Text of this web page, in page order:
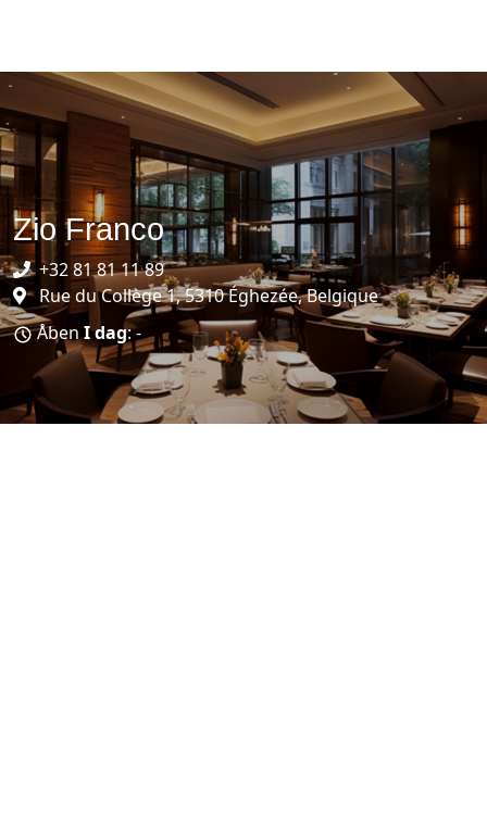
Zio Franco
+32 81 81 11 89
Rue du Collège 1, 5310 Éghezée, Belgique
Åben I dag: -